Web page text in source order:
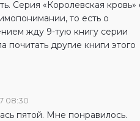
Серия «Королевская кровь»
то есть о
жду 9-тую книгу серии
почитать другие книги этого
08:30
пятой. Мне понравилось.